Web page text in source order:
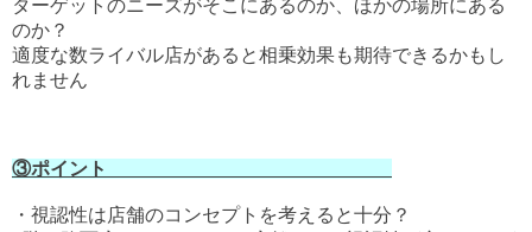
ターゲットのニーズがそこにあるのか、ほかの場所にある
のか？
適度な数ライバル店があると相乗効果も期待できるかもし
れません
③ポイント
・視認性は店舗のコンセプトを考えると十分？